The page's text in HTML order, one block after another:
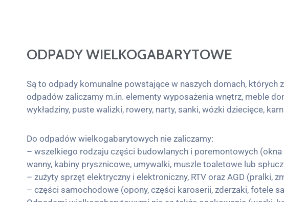
ODPADY WIELKOGABARYTOWE
Są to odpady komunalne powstające w naszych domach, których
odpadów zaliczamy m.in. elementy wyposażenia wnętrz, meble
wykładziny, puste walizki, rowery, narty, sanki, wózki dziecięce,
Do odpadów wielkogabarytowych nie zaliczamy:
– wszelkiego rodzaju części budowlanych i poremontowych
wanny, kabiny prysznicowe, umywalki, muszle toaletowe lub
– zużyty sprzęt elektryczny i elektroniczny, RTV oraz AGD (pralki,
– części samochodowe (opony, części karoserii, zderzaki, fotele